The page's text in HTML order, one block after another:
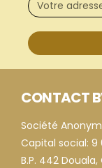
CONTACT
Société
Capital social: 9
B.P. 442